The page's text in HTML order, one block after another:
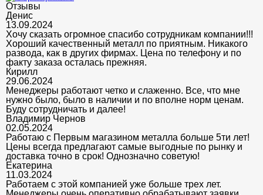
Отзывы
Денис
13.09.2024
Хочу сказать огромное спасибо сотрудникам компании!!!
Хороший качественный металл по приятным. Никакого
развода, как в других фирмах. Цена по телефону и по
факту заказа осталась прежняя.
Кирилл
29.06.2024
Менеджеры работают четко и слаженно. Все, что мне
нужно было, было в наличии и по вполне норм ценам.
Буду сотрудничать и далее!
Владимир Чернов
02.05.2024
Работаю с Первым магазином металла больше 5ти лет!
Цены всегда предлагают самые выгодные по рынку и
доставка точно в срок! Однозначно советую!
Екатерина
11.03.2024
Работаем с этой компанией уже больше трех лет.